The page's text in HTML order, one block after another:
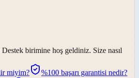
birimine hoş geldiniz. Size nasıl
miyim?
%100 başarı garantisi nedir?